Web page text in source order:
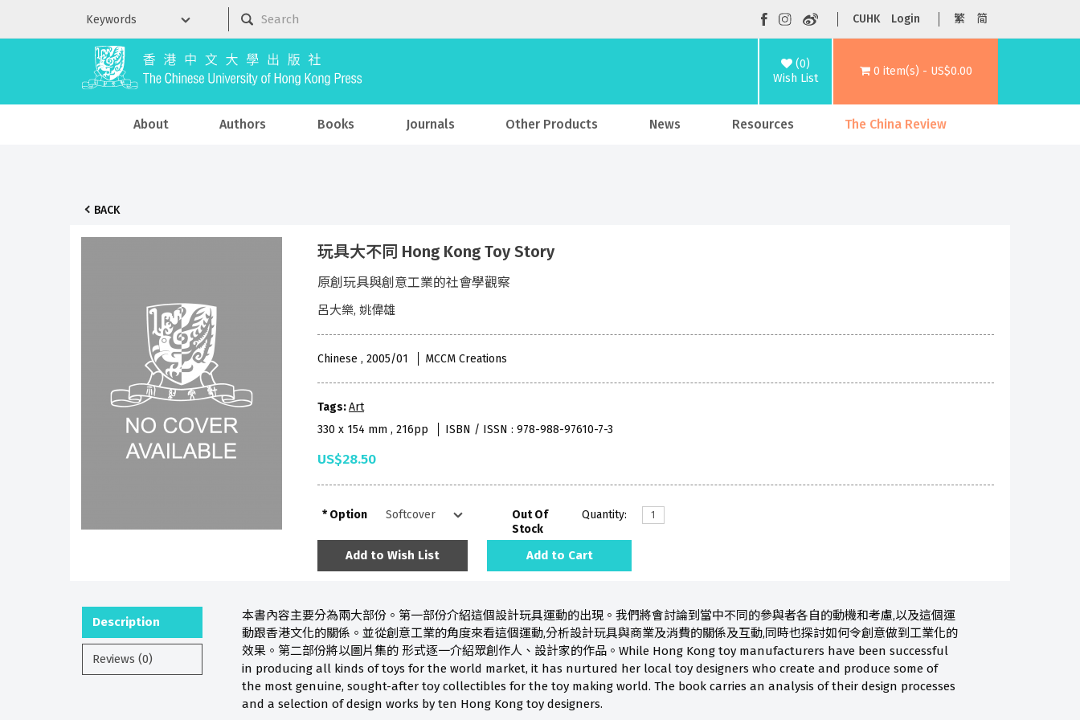
CUHK Login 繁 简
(0)
Wish List
0 item(s) - US$0.00
About Authors Books Journals Other Products News Resources The China Review
BACK
玩具大不同 Hong Kong Toy Story
原創玩具與創意工業的社會學觀察
呂大樂, 姚偉雄
Chinese , 2005/01 MCCM Creations
Tags:Art
330 x 154 mm , 216pp
ISBN / ISSN : 978-988-97610-7-3
US$28.50
Option
Out Of
Stock
Quantity:
Add to Wish List Add to Cart
Description
Reviews (0)
本書內容主要分為兩大部份。第一部份介紹這個設計玩具運動的出現。我們將會討論到當中不同的參與者各自的動機和考慮,以及這個運
動跟香港文化的關係。並從創意工業的角度來看這個運動,分析設計玩具與商業及消費的關係及互動,同時也探討如何令創意做到工業化的
效果。第二部份將以圖片集的 形式逐一介紹眾創作人、設計家的作品。While Hong Kong toy manufacturers have been successful
in producing all kinds of toys for the world market, it has nurtured her local toy designers who create and produce some of
the most genuine, sought-after toy collectibles for the toy making world. The book carries an analysis of their design processes
and a selection of design works by ten Hong Kong toy designers.